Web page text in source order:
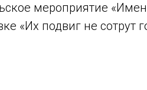
мероприятие
«Их подвиг не сотрут